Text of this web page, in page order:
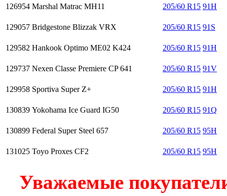
126954 Marshal Matrac MH11 205/60 R15 91H
129057 Bridgestone Blizzak VRX 205/60 R15 91S
129582 Hankook Optimo ME02 K424 205/60 R15 91H
129737 Nexen Classe Premiere CP 641 205/60 R15 91V
129958 Sportiva Super Z+ 205/60 R15 91H
130839 Yokohama Ice Guard IG50 205/60 R15 91Q
130899 Federal Super Steel 657 205/60 R15 95H
131025 Toyo Proxes CF2 205/60 R15 95H
Уважаемые